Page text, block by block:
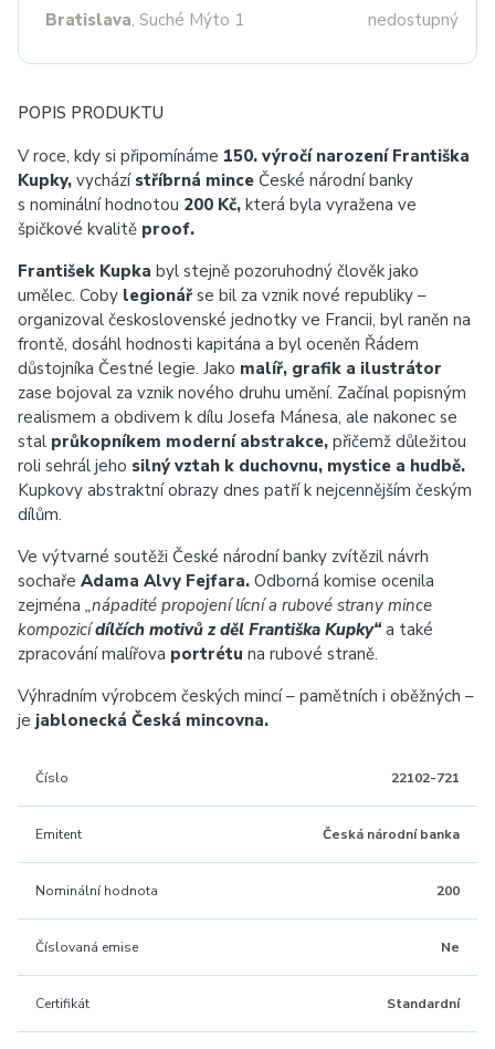
Bratislava, Suché Mýto 1 nedostupný
POPIS PRODUKTU
V roce, kdy si připomínáme 150. výročí narození Františka
Kupky, vychází stříbrná mince České národní banky
s nominální hodnotou 200 Kč, která byla vyražena ve
špičkové kvalitě proof.
František Kupka byl stejně pozoruhodný člověk jako
umělec. Coby legionář se bil za vznik nové republiky –
organizoval československé jednotky ve Francii, byl raněn na
frontě, dosáhl hodnosti kapitána a byl oceněn Řádem
důstojníka Čestné legie. Jako malíř, grafik a ilustrátor
zase bojoval za vznik nového druhu umění. Začínal popisným
realismem a obdivem k dílu Josefa Mánesa, ale nakonec se
stal průkopníkem moderní abstrakce, přičemž důležitou
roli sehrál jeho silný vztah k duchovnu, mystice a hudbě.
Kupkovy abstraktní obrazy dnes patří k nejcennějším českým
dílům.
Ve výtvarné soutěži České národní banky zvítězil návrh
sochaře Adama Alvy Fejfara. Odborná komise ocenila
zejména „nápadité propojení lícní a rubové strany mince
kompozicídílčích motivů z děl Františka Kupky“ a také
zpracování malířova portrétu na rubové straně.
Výhradním výrobcem českých mincí – pamětních i oběžných –
je jablonecká Česká mincovna.
Číslo 22102-721
Emitent Česká národní banka
Nominální hodnota 200
Číslovaná emise Ne
Certifikát Standardní